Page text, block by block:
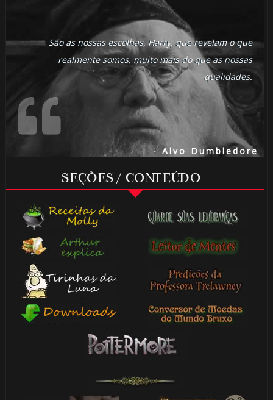
São as nossas escolhas, Harry, que revelam o que
realmente somos, muito mais do que as nossas
qualidades.
- Alvo Dumbledore
SEÇÕES / CONTEÚDO